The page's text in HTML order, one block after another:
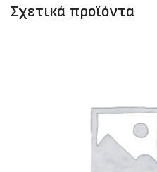
Σχετικά προϊόντα